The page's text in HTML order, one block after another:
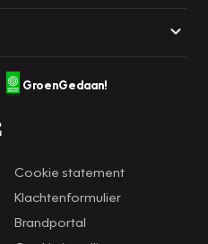
GroenGedaan!
Cookie statement
Klachtenformulier
Brandportal